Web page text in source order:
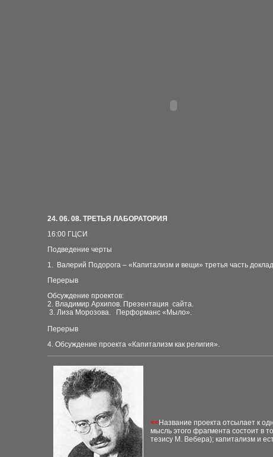
24. 06. 08. ТРЕТЬЯ ЛАБОРАТОРИЯ
16:00 ГЦСИ
Подведение черты
1. Валерий Подорога – «Капитализм и вещи» третья часть
Перерыв
Обсуждение проектов:
2. Владимир Архипов. Презентация сайта.
3. Лиза Морозова. Перформанс «Мыло».
Перерыв
4. Обсуждение проекта «Капитализм как религия».
<<Название проекта отсылает к
мысль этого фрагмента состоит в
тезису М. Вебера); капитализм и